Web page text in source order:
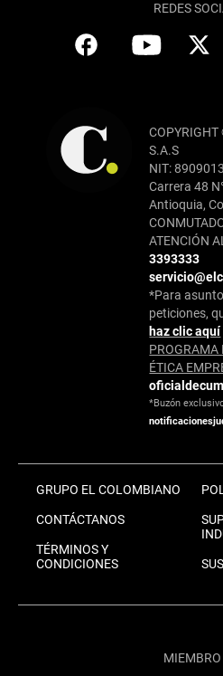
REDES
S.A.S
NIT:
Carrera 48
Antioquia,
ATENCIÓN
3393333
*Para
peticiones,
haz clic aquí
PROGRAMA
ÉTICA
*Buzón
GRUPO EL COLOMBIANO
CONTÁCTANOS
TÉRMINOS Y
CONDICIONES
MIEMBRO